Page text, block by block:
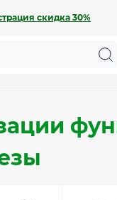
скидка 30%